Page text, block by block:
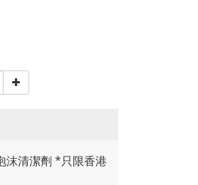
沫清潔劑 *只限香港